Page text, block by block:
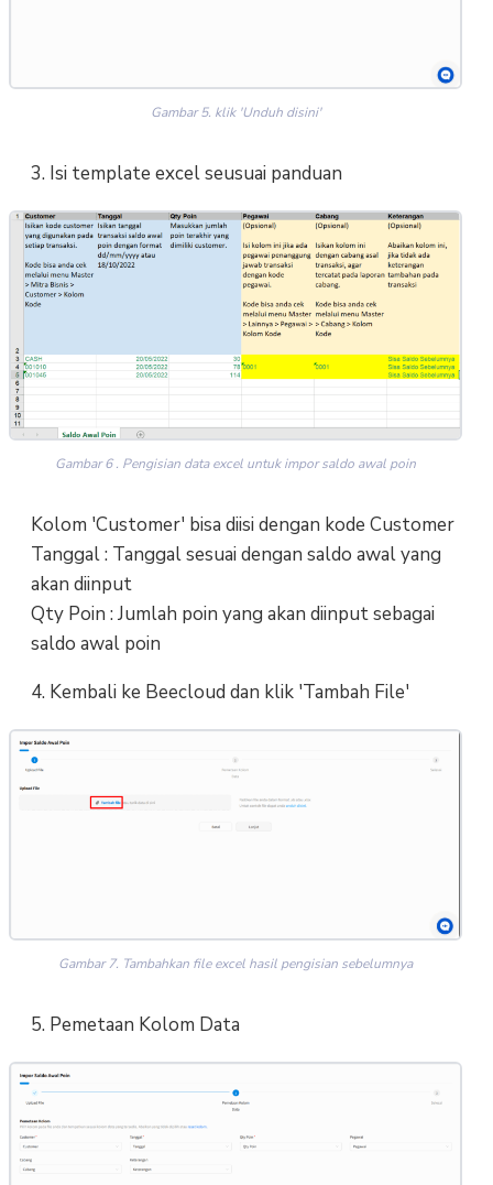
Gambar 5. klik 'Unduh disini'
3. Isi template excel seusuai panduan
Gambar 6 . Pengisian data excel untuk impor saldo awal poin
Kolom 'Customer' bisa diisi dengan kode Customer
Tanggal : Tanggal sesuai dengan saldo awal yang
akan diinput
Qty Poin : Jumlah poin yang akan diinput sebagai
saldo awal poin
4. Kembali ke Beecloud dan klik 'Tambah File'
Gambar 7. Tambahkan file excel hasil pengisian sebelumnya
5. Pemetaan Kolom Data